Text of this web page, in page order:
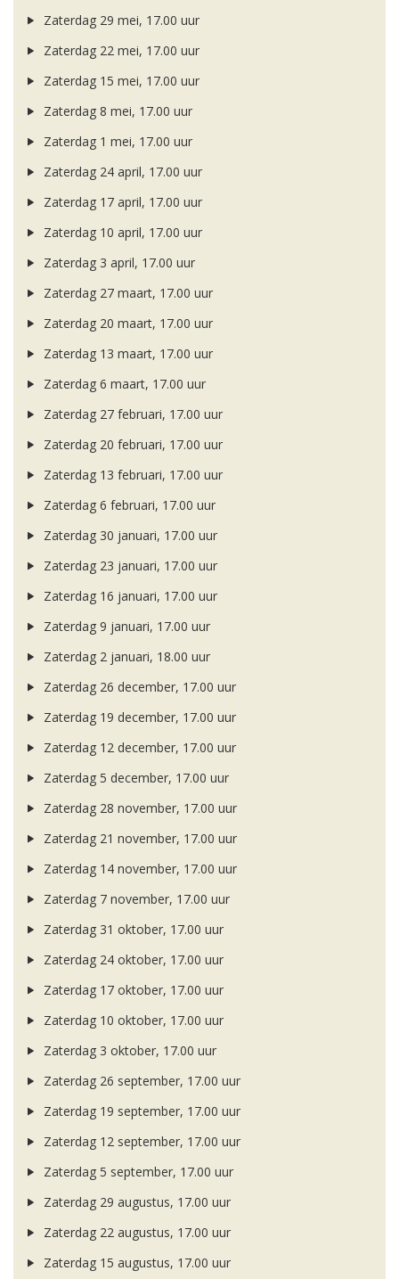
Zaterdag 29 mei, 17.00 uur
Zaterdag 22 mei, 17.00 uur
Zaterdag 15 mei, 17.00 uur
Zaterdag 8 mei, 17.00 uur
Zaterdag 1 mei, 17.00 uur
Zaterdag 24 april, 17.00 uur
Zaterdag 17 april, 17.00 uur
Zaterdag 10 april, 17.00 uur
Zaterdag 3 april, 17.00 uur
Zaterdag 27 maart, 17.00 uur
Zaterdag 20 maart, 17.00 uur
Zaterdag 13 maart, 17.00 uur
Zaterdag 6 maart, 17.00 uur
Zaterdag 27 februari, 17.00 uur
Zaterdag 20 februari, 17.00 uur
Zaterdag 13 februari, 17.00 uur
Zaterdag 6 februari, 17.00 uur
Zaterdag 30 januari, 17.00 uur
Zaterdag 23 januari, 17.00 uur
Zaterdag 16 januari, 17.00 uur
Zaterdag 9 januari, 17.00 uur
Zaterdag 2 januari, 18.00 uur
Zaterdag 26 december, 17.00 uur
Zaterdag 19 december, 17.00 uur
Zaterdag 12 december, 17.00 uur
Zaterdag 5 december, 17.00 uur
Zaterdag 28 november, 17.00 uur
Zaterdag 21 november, 17.00 uur
Zaterdag 14 november, 17.00 uur
Zaterdag 7 november, 17.00 uur
Zaterdag 31 oktober, 17.00 uur
Zaterdag 24 oktober, 17.00 uur
Zaterdag 17 oktober, 17.00 uur
Zaterdag 10 oktober, 17.00 uur
Zaterdag 3 oktober, 17.00 uur
Zaterdag 26 september, 17.00 uur
Zaterdag 19 september, 17.00 uur
Zaterdag 12 september, 17.00 uur
Zaterdag 5 september, 17.00 uur
Zaterdag 29 augustus, 17.00 uur
Zaterdag 22 augustus, 17.00 uur
Zaterdag 15 augustus, 17.00 uur